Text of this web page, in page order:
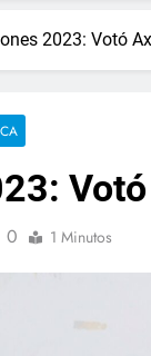
2023: Votó
0 1 Minutos